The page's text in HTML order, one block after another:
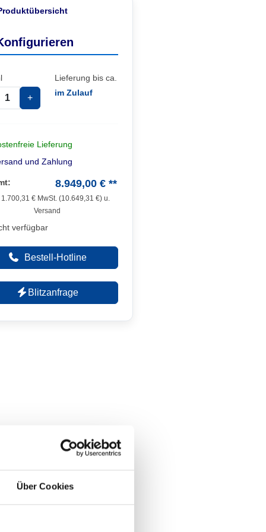
Über Cookies
Lieferung bis ca.
+ im Zulauf
Lieferung
und Zahlung
8.949,00 € **
1.700,31 € MwSt. (10.649,31 €) u.
Versand
verfügbar
Bestell-Hotline
Blitzanfrage